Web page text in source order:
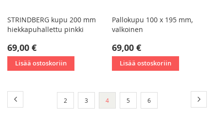
STRINDBERG kupu 200 mm
hiekkapuhallettu pinkki
69,00 €
Lisää ostoskoriin
Pallokupu 100 x 195 mm,
valkoinen
69,00 €
Lisää ostoskoriin
Sivu
Sivu
2 Sivu
3
You're
currently
4 Sivu
5 Sivu
6